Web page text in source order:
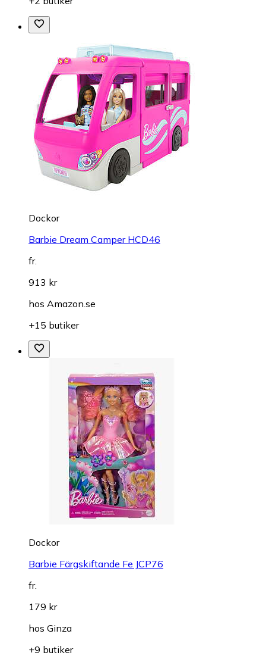
Dockor
Barbie Dream Camper HCD46
fr.
913 kr
hos Amazon.se
+15 butiker
Dockor
Barbie Färgskiftande Fe JCP76
fr.
179 kr
hos Ginza
+9 butiker